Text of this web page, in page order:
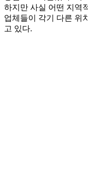
하지만 사실 어떤 지역
업체들이 각기 다른 위
고 있다.